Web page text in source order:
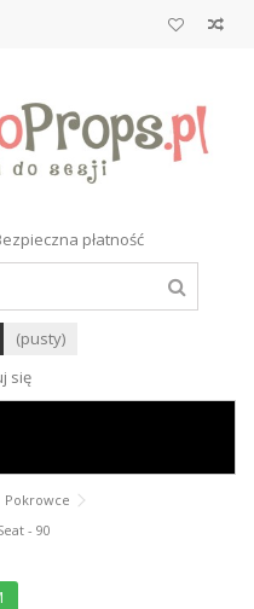
płatność
(pusty)
się
Pokrowce
- 90